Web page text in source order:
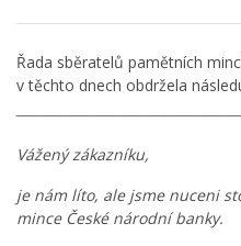
Řada sběratelů pamětních
v těchto dnech obdržela
Vážený zákazníku,
je nám líto, ale jsme nuceni
mince České národní banky.